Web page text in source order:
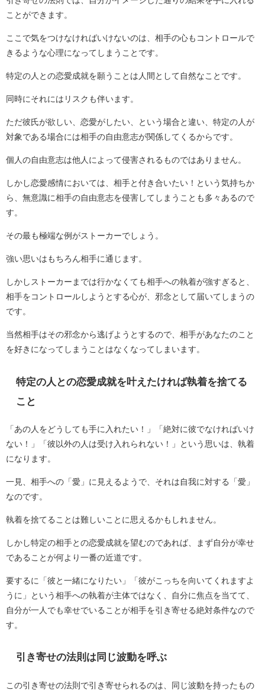
ことができます。
ここで気をつけなければいけないのは、相手の心もコントロールで
きるような心理になってしまうことです。
特定の人との恋愛成就を願うことは人間として自然なことです。
同時にそれにはリスクも伴います。
ただ彼氏が欲しい、恋愛がしたい、という場合と違い、特定の人が
対象である場合には相手の自由意志が関係してくるからです。
個人の自由意志は他人によって侵害されるものではありません。
しかし恋愛感情においては、相手と付き合いたい！という気持ちか
ら、無意識に相手の自由意志を侵害してしまうことも多々あるので
す。
その最も極端な例がストーカーでしょう。
強い思いはもちろん相手に通じます。
しかしストーカーまでは行かなくても相手への執着が強すぎると、
相手をコントロールしようとする心が、邪念として届いてしまうの
です。
当然相手はその邪念から逃げようとするので、相手があなたのこと
を好きになってしまうことはなくなってしまいます。
特定の人との恋愛成就を叶えたければ執着を捨てる
こと
「あの人をどうしても手に入れたい！」「絶対に彼でなければいけ
ない！」「彼以外の人は受け入れられない！」という思いは、執着
になります。
一見、相手への「愛」に見えるようで、それは自我に対する「愛」
なのです。
執着を捨てることは難しいことに思えるかもしれません。
しかし特定の相手との恋愛成就を望むのであれば、まず自分が幸せ
であることが何より一番の近道です。
要するに「彼と一緒になりたい」「彼がこっちを向いてくれますよ
うに」という相手への執着が主体ではなく、自分に焦点を当てて、
自分が一人でも幸せでいることが相手を引き寄せる絶対条件なので
す。
引き寄せの法則は同じ波動を呼ぶ
この引き寄せの法則で引き寄せられるのは、同じ波動を持ったもの